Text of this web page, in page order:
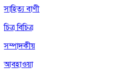
সাহিত্য বাণী
চিত্র বিচিত্র
সম্পাদকীয়
আবহাওয়া